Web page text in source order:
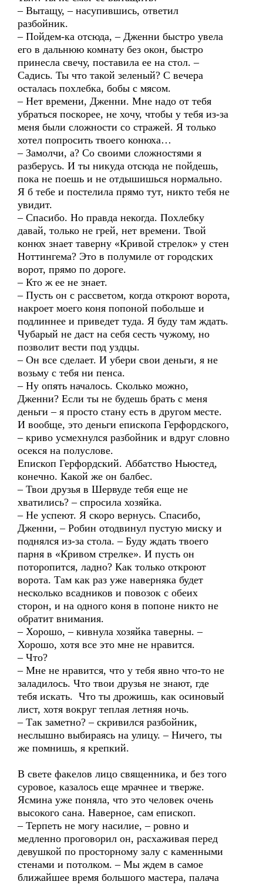
– Вытащу, – насупившись, ответил
разбойник.
– Пойдем-ка отсюда, – Дженни быстро увела
его в дальнюю комнату без окон, быстро
принесла свечу, поставила ее на стол. –
Садись. Ты что такой зеленый? С вечера
осталась похлебка, бобы с мясом.
– Нет времени, Дженни. Мне надо от тебя
убраться поскорее, не хочу, чтобы у тебя из-за
меня были сложности со стражей. Я только
хотел попросить твоего конюха…
– Замолчи, а? Со своими сложностями я
разберусь. И ты никуда отсюда не пойдешь,
пока не поешь и не отдышишься нормально.
Я б тебе и постелила прямо тут, никто тебя не
увидит.
– Спасибо. Но правда некогда. Похлебку
давай, только не грей, нет времени. Твой
конюх знает таверну «Кривой стрелок» у стен
Ноттингема? Это в полумиле от городских
ворот, прямо по дороге.
– Кто ж ее не знает.
– Пусть он с рассветом, когда откроют ворота,
накроет моего коня попоной побольше и
подлиннее и приведет туда. Я буду там ждать.
Чубарый не даст на себя сесть чужому, но
позволит вести под уздцы.
– Он все сделает. И убери свои деньги, я не
возьму с тебя ни пенса.
– Ну опять началось. Сколько можно,
Дженни? Если ты не будешь брать с меня
деньги – я просто стану есть в другом месте.
И вообще, это деньги епископа Герфордского,
– криво усмехнулся разбойник и вдруг словно
осекся на полуслове.
Епископ Герфордский. Аббатство Ньюстед,
конечно. Какой же он балбес.
– Твои друзья в Шервуде тебя еще не
хватились? – спросила хозяйка.
– Не успеют. Я скоро вернусь. Спасибо,
Дженни, – Робин отодвинул пустую миску и
поднялся из-за стола. – Буду ждать твоего
парня в «Кривом стрелке». И пусть он
поторопится, ладно? Как только откроют
ворота. Там как раз уже наверняка будет
несколько всадников и повозок с обеих
сторон, и на одного коня в попоне никто не
обратит внимания.
– Хорошо, – кивнула хозяйка таверны. –
Хорошо, хотя все это мне не нравится.
– Что?
– Мне не нравится, что у тебя явно что-то не
заладилось. Что твои друзья не знают, где
тебя искать. Что ты дрожишь, как осиновый
лист, хотя вокруг теплая летняя ночь.
– Так заметно? – скривился разбойник,
неслышно выбираясь на улицу. – Ничего, ты
же помнишь, я крепкий.
В свете факелов лицо священника, и без того
суровое, казалось еще мрачнее и тверже.
Ясмина уже поняла, что это человек очень
высокого сана. Наверное, сам епископ.
– Терпеть не могу насилие, – ровно и
медленно проговорил он, расхаживая перед
девушкой по просторному залу с каменными
стенами и потолком. – Мы ждем в самое
ближайшее время большого мастера, палача